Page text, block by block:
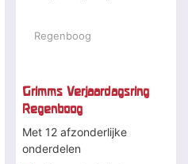
Grimms Verjaardagsring
Regenboog
Met 12 afzonderlijke
onderdelen